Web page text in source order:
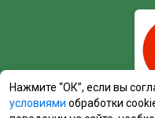
Нажмите “ОК”, если вы
условиями обработки